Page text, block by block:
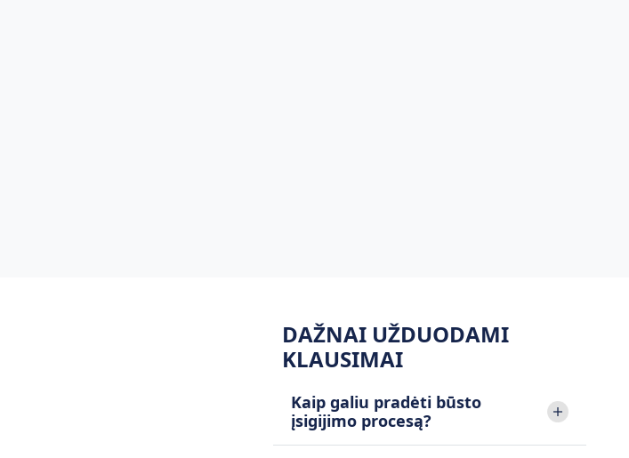
DAŽNAI UŽDUODAMI
KLAUSIMAI
Kaip galiu pradėti būsto
įsigijimo procesą?